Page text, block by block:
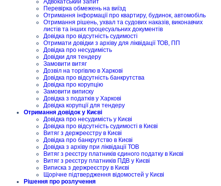
Адвокатський запит
Перевірка обмежень на виїзд
Отримання інформації про квартиру, будинок, автомобіль
Отримання рішень, ухвал та судових наказів, виконавчих
листів та інших процесуальних документів
Довідка про відсутність судимості
Отримати довідки з архіву для ліквідації ТОВ, ПП
Довідка про несудимість
Довідки для тендеру
Замовити витяг
Дозвіл на торгівлю в Харкові
Довідка про відсутність банкрутства
Довідка про корупцію
Замовити виписку
Довідка з податків у Харкові
Довідка корупції для тендеру
Отримання довідок у Києві
Довідка про несудимість у Києві
Довідка про відсутність судимості в Києві
Витяг з держреєстру в Києві
Довідка про банкрутство в Києві
Довідка з архіву при ліквідації ТОВ
Витяг з реєстру платників єдиного податку в Києві
Витяг з реєстру платників ПДВ у Києві
Виписка з держреєстру в Києві
Щорічне підтвердження відомостей у Києві
Рішення про розлучення